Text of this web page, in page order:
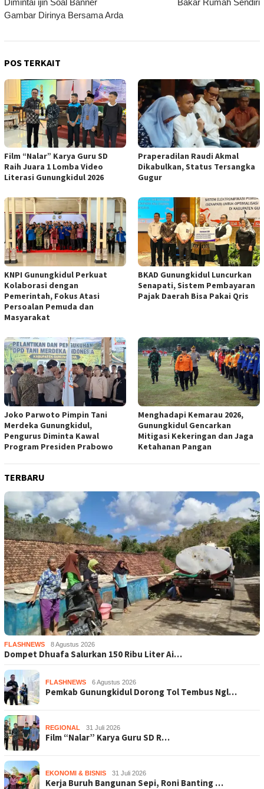
Dimintai ijin Soal Banner
Gambar Dirinya Bersama Arda
Bakar Rumah Sendiri
POS TERKAIT
Film “Nalar” Karya Guru SD
Raih Juara 1 Lomba Video
Literasi Gunungkidul 2026
Praperadilan Raudi Akmal
Dikabulkan, Status Tersangka
Gugur
KNPI Gunungkidul Perkuat
Kolaborasi dengan
Pemerintah, Fokus Atasi
Persoalan Pemuda dan
Masyarakat
BKAD Gunungkidul Luncurkan
Senapati, Sistem Pembayaran
Pajak Daerah Bisa Pakai Qris
Joko Parwoto Pimpin Tani
Merdeka Gunungkidul,
Pengurus Diminta Kawal
Program Presiden Prabowo
Menghadapi Kemarau 2026,
Gunungkidul Gencarkan
Mitigasi Kekeringan dan Jaga
Ketahanan Pangan
TERBARU
FLASHNEWS 8 Agustus 2026
Dompet Dhuafa Salurkan 150 Ribu Liter Ai…
FLASHNEWS 6 Agustus 2026
Pemkab Gunungkidul Dorong Tol Tembus Ngl…
REGIONAL 31 Juli 2026
Film “Nalar” Karya Guru SD R…
EKONOMI & BISNIS 31 Juli 2026
Kerja Buruh Bangunan Sepi, Roni Banting …